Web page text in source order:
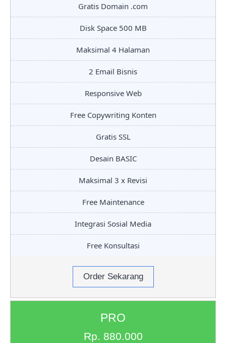
Gratis Domain .com
Disk Space 500 MB
Maksimal 4 Halaman
2 Email Bisnis
Responsive Web
Free Copywriting Konten
Gratis SSL
Desain BASIC
Maksimal 3 x Revisi
Free Maintenance
Integrasi Sosial Media
Free Konsultasi
Order Sekarang
PRO
Rp. 880.000